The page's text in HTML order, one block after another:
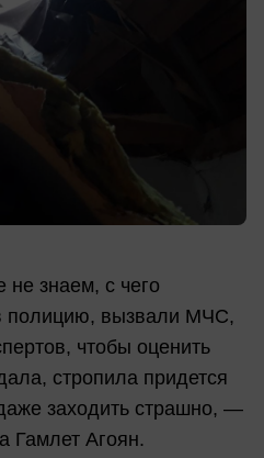
знаем, с чего
полицию, вызвали МЧС,
чтобы оценить
стропила придется
заходить страшно, —
Гамлет Агоян.